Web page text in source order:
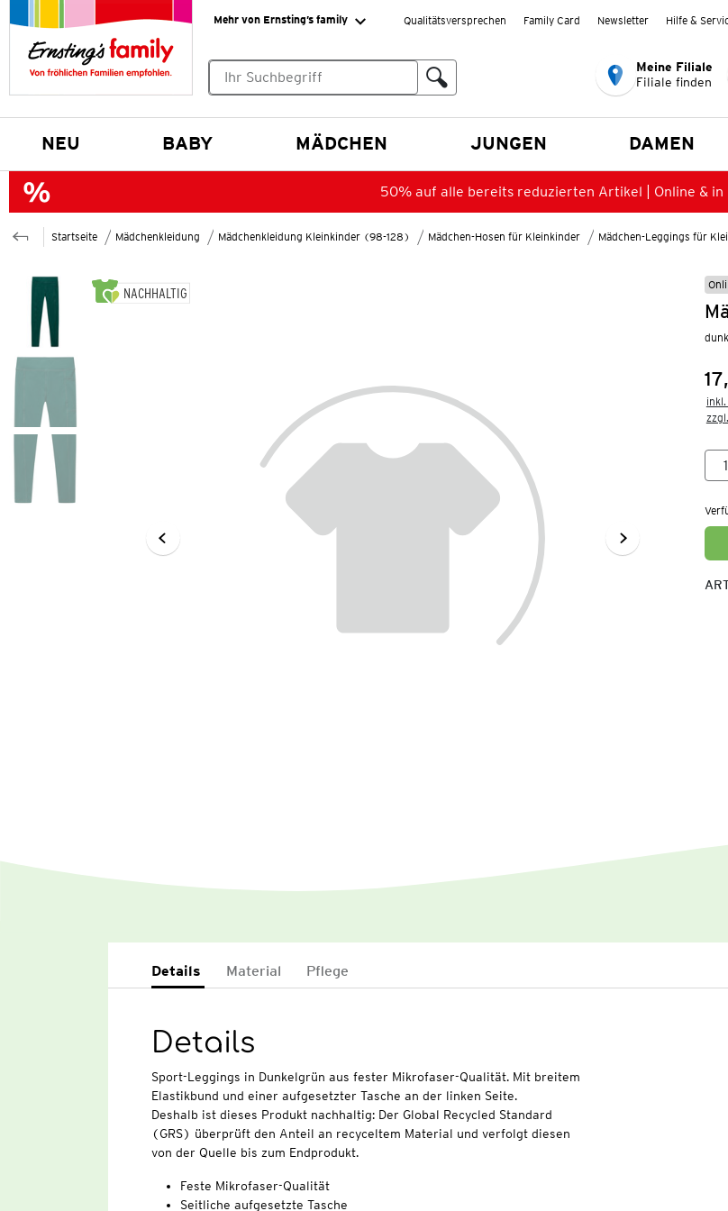
Mehr von Ernsting’s family Qualitätsversprechen Family Card Newsletter Hilfe &
Meine Filiale
Filiale finden
NEU BABY MÄDCHEN JUNGEN DAMEN
50% auf alle bereits reduzierten Artikel | Online & in
Startseite Mädchenkleidung Mädchenkleidung Kleinkinder (98-128) Mädchen-Hosen für Kleinkinder Mädchen-Leggings für
NACHHALTIG
Details Material Pflege
Details
Sport-Leggings in Dunkelgrün aus fester Mikrofaser-Qualität. Mit breitem
Elastikbund und einer aufgesetzter Tasche an der linken Seite.
Deshalb ist dieses Produkt nachhaltig: Der Global Recycled Standard
(GRS) überprüft den Anteil an recyceltem Material und verfolgt diesen
von der Quelle bis zum Endprodukt.
Feste Mikrofaser-Qualität
Seitliche aufgesetzte Tasche